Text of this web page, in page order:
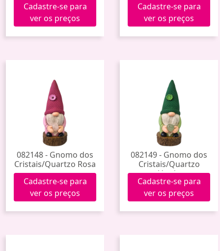
Cadastre-se para
ver os preços
Cadastre-se para
ver os preços
082148 - Gnomo dos
Cristais/Quartzo Rosa
Cadastre-se para
ver os preços
082149 - Gnomo dos
Cristais/Quartzo
Verde
Cadastre-se para
ver os preços